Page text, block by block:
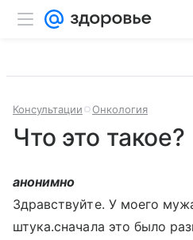
Консультации Онкология
Что это такое?
анонимно
Здравствуйте. У моего
штука.сначала это было